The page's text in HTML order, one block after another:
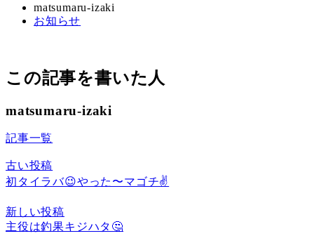
稿
日
著
者
matsumaru-izaki
カ
ー
お知らせ
この記事を書いた人
matsumaru-izaki
記事一覧
古い投稿
初タイラバ😉やった〜マゴチ✌️
新しい投稿
主役は釣果キジハタ🤔